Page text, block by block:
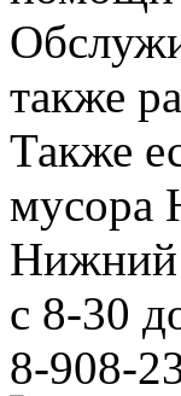
также
Также
мусора
Нижний
с 8-30
8-908-